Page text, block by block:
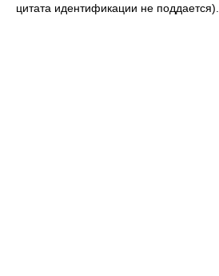
цитата идентификации не поддается).